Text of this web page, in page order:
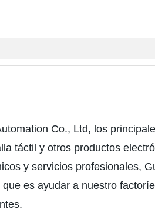
Co., Ltd, los
táctil y otros productos
y servicios profesionales,
es ayudar a nuestro